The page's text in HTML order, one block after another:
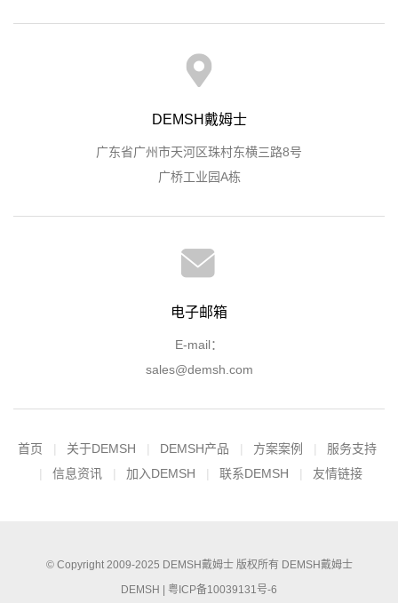
DEMSH戴姆士
广东省广州市天河区珠村东横三路8号
广桥工业园A栋
电子邮箱
E-mail：
sales@demsh.com
首页 关于DEMSH DEMSH产品 方案案例
服务支持
信息资讯
加入DEMSH 联系DEMSH 友情链接
© Copyright 2009-2025 DEMSH戴姆士版权所有 DEMSH戴姆士
DEMSH | 粤ICP备10039131号-6